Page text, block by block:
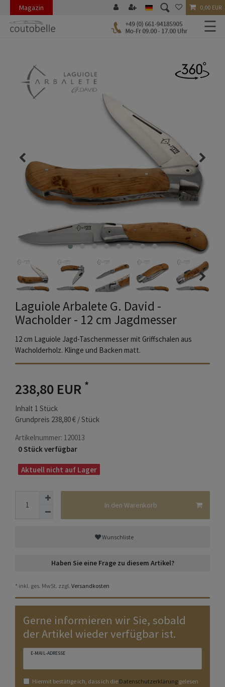
Magazin 0,00 EUR
☰
Laguiole Arbalete G. David -
Wacholder - 12 cm Jagdmesser
12 cm Laguiole Jagd-Taschenmesser mit Griffschalen aus
Wacholderholz. Klinge und Backen matt.
238,80 EUR *
Inhalt 1 Stück
Grundpreis 238,80 € / Stück
Artikelnummer: 120013
0 Stück verfügbar
Aktuell nicht auf Lager
In den Warenkorb
Wunschliste
Haben Sie eine Frage zu diesem Artikel?
* inkl. ges. MwSt. zzgl. Versandkosten
Gerne informieren wir Sie, sobald
der Artikel wieder verfügbar ist.
E-MAIL-ADRESSE
Hiermit bestätige ich, dass ich die Daten­schutz­erklärunggelesen